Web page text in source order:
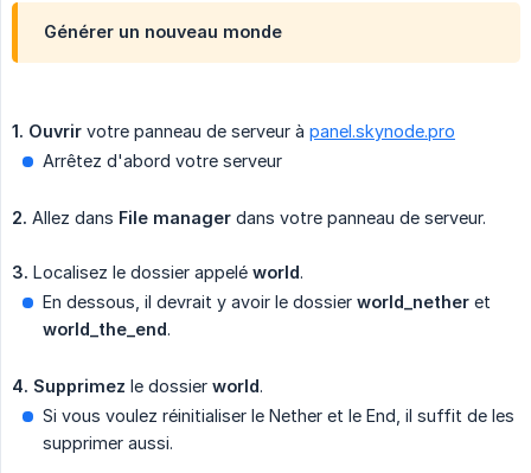
Générer un nouveau monde
1. Ouvrir votre panneau de serveur à panel.skynode.pro
Arrêtez d'abord votre serveur
2. Allez dans File manager dans votre panneau de serveur.
3. Localisez le dossier appelé world.
En dessous, il devrait y avoir le dossier world_nether et
world_the_end.
4. Supprimez le dossier world.
Si vous voulez réinitialiser le Nether et le End, il suffit de les
supprimer aussi.